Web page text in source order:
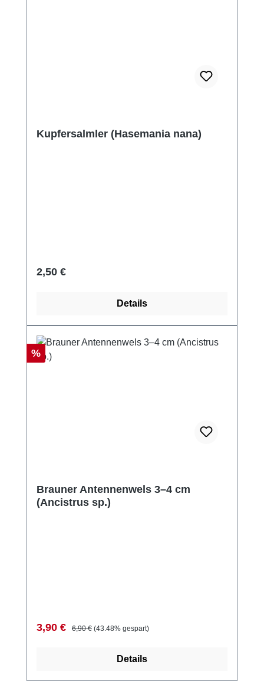
Kupfersalmler (Hasemania nana)
Regulärer Preis:
2,50 €
Details
Rabatt
%
Brauner Antennenwels 3–4 cm
(Ancistrus sp.)
Verkaufspreis:
3,90 € Regulärer Preis:
6,90 € (43.48% gespart)
Details